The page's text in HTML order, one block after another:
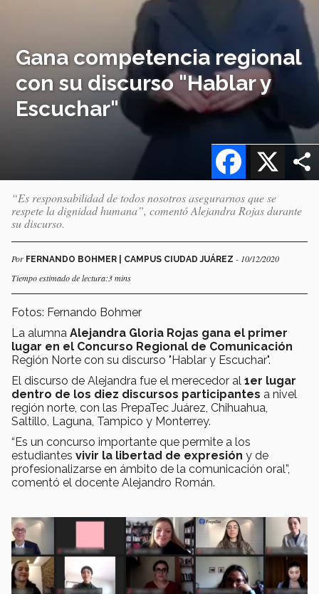
Gana competencia regional
con su discurso "Hablar y
Escuchar"
X
Facebook
“Es responsabilidad de todos nosotros asegurarnos que se
respete la dignidad humana”, comentó Alejandra Rojas durante
su discurso.
Por FERNANDO BOHMER | CAMPUS CIUDAD JUÁREZ - 10/12/2020
Tiempo estimado de lectura:3 mins
Fotos: Fernando Bohmer
La alumna Alejandra Gloria Rojas gana el primer
lugar en el Concurso Regional de Comunicación
Región Norte con su discurso "Hablar y Escuchar".
El discurso de Alejandra fue el merecedor al 1er lugar
dentro de los diez discursos participantes a nivel
región norte, con las PrepaTec Juárez, Chihuahua,
Saltillo, Laguna, Tampico y Monterrey.
“Es un concurso importante que permite a los
estudiantes vivir la libertad de expresión y de
profesionalizarse en ámbito de la comunicación oral”,
comentó el docente Alejandro Román.